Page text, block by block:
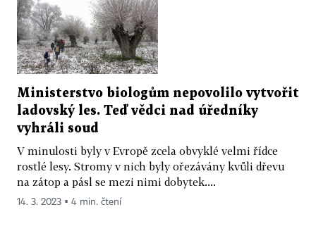
Ministerstvo biologům nepovolilo vytvořit
ladovský les. Teď vědci nad úředníky
vyhráli soud
V minulosti byly v Evropě zcela obvyklé velmi řídce
rostlé lesy. Stromy v nich byly ořezávány kvůli dřevu
na zátop a pásl se mezi nimi dobytek....
14. 3. 2023 ▪ 4 min. čtení